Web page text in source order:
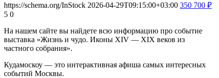
https://schema.org/InStock 2026-04-29T09:15:00+03:00 350 700 ₽
5 0
На нашем сайте вы найдете всю информацию про событие
выставка «Жизнь и чудо. Иконы XIV — XIX веков из
частного собрания».
Кудамоскоу — это интерактивная афиша самых интересных
событий Москвы.